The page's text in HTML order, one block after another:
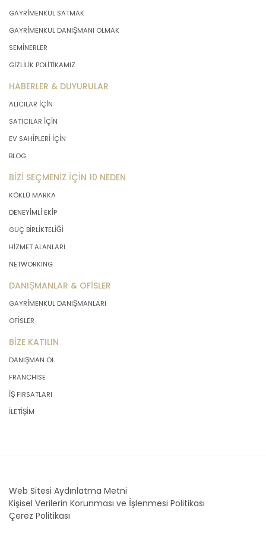
önce veri sahiplerinin bilgisine
sunmakla yükümlüdür. Kişisel veriler
belirtilen meşru ve hukuka uygun
amaçlar dışında işlenmeyecektir..
4. İşlendikleri Amaçla Bağlantılı, Sınırlı
ve Ölçülü Olma
MASTERTURK FRANCHİSİNG
GAYRİMENKUL SATIŞ VE PAZARLAMA
amaçların gerçekleştirilmesine
elverişli bir biçimde işleyecek ve
amacın gerçekleştirilmesi ile ilgili
olmayan veya ihtiyaç duyulmayan
kişisel verilerin işlenmesinden
kaçınacaktır.
5. İlgili Mevzuatta Öngörülen veya
İşlendikleri Amaç İçin Gerekli Olan
Süre Kadar Muhafaza Etme
MASTERTURK FRANCHİSİNG
GAYRİMENKUL SATIŞ VE PAZARLAMA
maddesine ve KVK Kanunu’nun 4. ve 7.
maddelerine uygun olarak; işledikleri
ve kanunlarda öngörülen veya kişisel
veri işleme amacının gerektirdiği süre
öngörülüp öngörülmediğini tespit
edecek, bir süre belirlenmişse bu
süreye uygun davranacak, bir süre
GAYRİMENKUL SATMAK
GAYRİMENKUL DANIŞMANI OLMAK
SEMİNERLER
GİZLİLİK POLİTİKAMIZ
HABERLER & DUYURULAR
ALICILAR İÇİN
SATICILAR İÇİN
EV SAHİPLERİ İÇİN
BLOG
BİZİ SEÇMENİZ İÇİN 10 NEDEN
KÖKLÜ MARKA
DENEYİMLİ EKİP
GÜÇ BİRLİKTELİĞİ
HİZMET ALANLARI
NETWORKING
DANIŞMANLAR & OFİSLER
GAYRİMENKUL DANIŞMANLARI
OFİSLER
BİZE KATILIN
DANIŞMAN OL
FRANCHISE
İŞ FIRSATLARI
İLETİŞİM
Web Sitesi Aydınlatma Metni
Kişisel Verilerin Korunması ve İşlenmesi Politikası
Çerez Politikası